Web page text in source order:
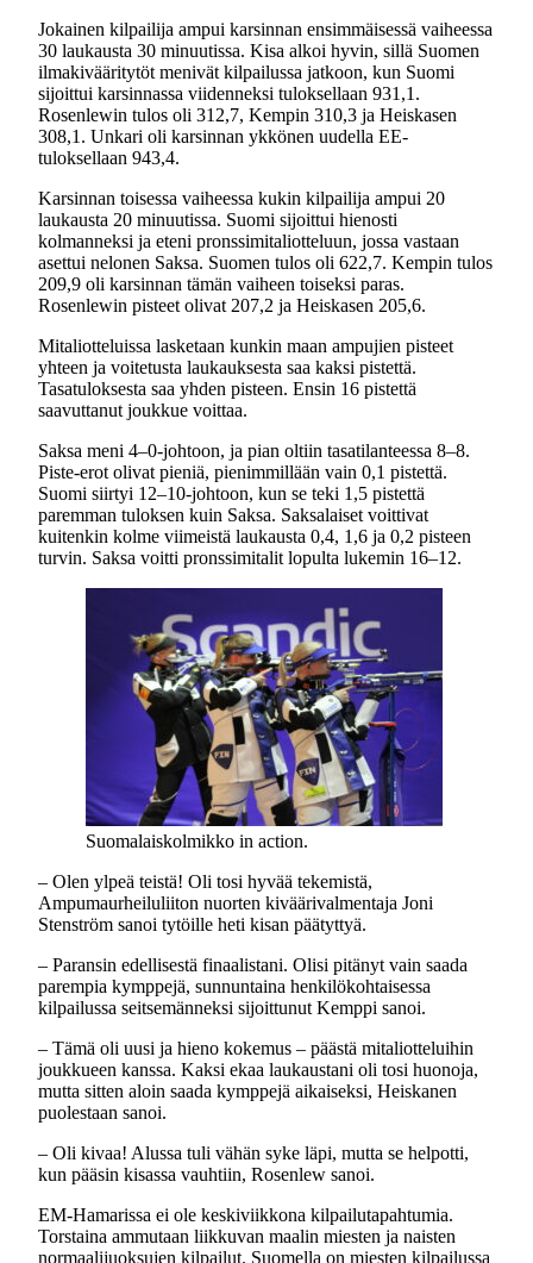
Jokainen kilpailija ampui karsinnan ensimmäisessä vaiheessa
30 laukausta 30 minuutissa. Kisa alkoi hyvin, sillä Suomen
ilmakivääritytöt menivät kilpailussa jatkoon, kun Suomi
sijoittui karsinnassa viidenneksi tuloksellaan 931,1.
Rosenlewin tulos oli 312,7, Kempin 310,3 ja Heiskasen
308,1. Unkari oli karsinnan ykkönen uudella EE-
tuloksellaan 943,4.
Karsinnan toisessa vaiheessa kukin kilpailija ampui 20
laukausta 20 minuutissa. Suomi sijoittui hienosti
kolmanneksi ja eteni pronssimitaliotteluun, jossa vastaan
asettui nelonen Saksa. Suomen tulos oli 622,7. Kempin tulos
209,9 oli karsinnan tämän vaiheen toiseksi paras.
Rosenlewin pisteet olivat 207,2 ja Heiskasen 205,6.
Mitaliotteluissa lasketaan kunkin maan ampujien pisteet
yhteen ja voitetusta laukauksesta saa kaksi pistettä.
Tasatuloksesta saa yhden pisteen. Ensin 16 pistettä
saavuttanut joukkue voittaa.
Saksa meni 4–0-johtoon, ja pian oltiin tasatilanteessa 8–8.
Piste-erot olivat pieniä, pienimmillään vain 0,1 pistettä.
Suomi siirtyi 12–10-johtoon, kun se teki 1,5 pistettä
paremman tuloksen kuin Saksa. Saksalaiset voittivat
kuitenkin kolme viimeistä laukausta 0,4, 1,6 ja 0,2 pisteen
turvin. Saksa voitti pronssimitalit lopulta lukemin 16–12.
Suomalaiskolmikko in action.
– Olen ylpeä teistä! Oli tosi hyvää tekemistä,
Ampumaurheiluliiton nuorten kiväärivalmentaja Joni
Stenström sanoi tytöille heti kisan päätyttyä.
– Paransin edellisestä finaalistani. Olisi pitänyt vain saada
parempia kymppejä, sunnuntaina henkilökohtaisessa
kilpailussa seitsemänneksi sijoittunut Kemppi sanoi.
– Tämä oli uusi ja hieno kokemus – päästä mitaliotteluihin
joukkueen kanssa. Kaksi ekaa laukaustani oli tosi huonoja,
mutta sitten aloin saada kymppejä aikaiseksi, Heiskanen
puolestaan sanoi.
– Oli kivaa! Alussa tuli vähän syke läpi, mutta se helpotti,
kun pääsin kisassa vauhtiin, Rosenlew sanoi.
EM-Hamarissa ei ole keskiviikkona kilpailutapahtumia.
Torstaina ammutaan liikkuvan maalin miesten ja naisten
normaalijuoksujen kilpailut. Suomella on miesten kilpailussa